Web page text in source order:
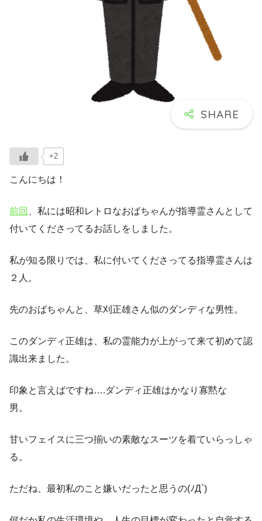
+2
こんにちは！
前回
、私には昭和レトロなおばちゃんが指導霊さんとして
付いてくださってるお話しをしました。
私が知る限りでは、私に付いてくださってる指導霊さんは
２人。
先のおばちゃんと、草刈正雄さん似のダンディな男性。
このダンディ正雄は、私の霊能力が上がって来て初めて認
識出来ました。
印象と言えばですね….ダンディ正雄はかなり寡黙な
男。
甘いフェイスに三つ揃いの素敵なスーツを着ていらっしゃ
る。
ただね、最初私のこと嫌いだったと思うの(ﾉД`)